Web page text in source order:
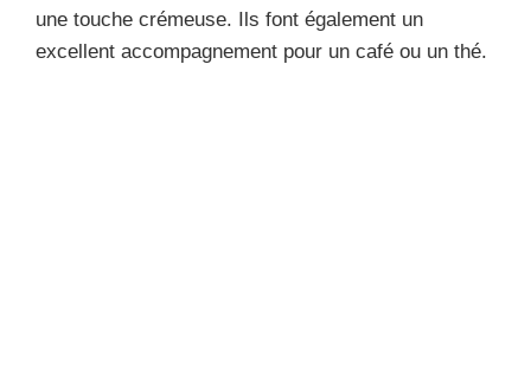
une touche crémeuse. Ils font également un
excellent accompagnement pour un café ou un thé.